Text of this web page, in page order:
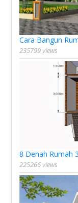
Cara Bangun
235799 views
8 Denah Rumah
225266 views